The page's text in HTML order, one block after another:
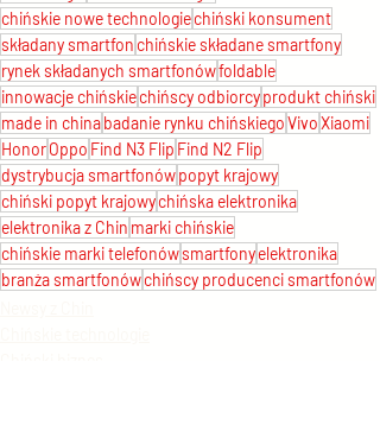
chińskie nowe technologiechiński konsument
składany smartfon chińskie składane smartfony
rynek składanych smartfonówfoldable
innowacje chińskiechińscy odbiorcyprodukt chiński
made in chinabadanie rynku chińskiegoVivoXiaomi
HonorOppo Find N3 Flip Find N2 Flip
dystrybucja smartfonówpopyt krajowy
chiński popyt krajowychińska elektronika
elektronika z Chin marki chińskie
chińskie marki telefonówsmartfonyelektronika
branża smartfonówchińscy producenci smartfonów